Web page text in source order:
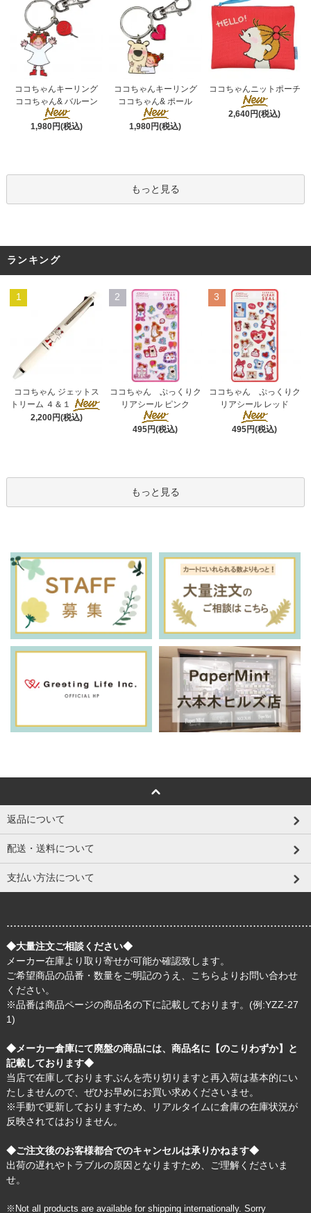
ココちゃんキーリング
ココちゃん& バルーン
1,980円(税込)
ココちゃんキーリング
ココちゃん& ポール
1,980円(税込)
ココちゃんニットポーチ
2,640円(税込)
もっと見る
ランキング
1
ココちゃん ジェットス
トリーム ４＆１
2,200円(税込)
2
ココちゃん ぷっくりク
リアシール ピンク
495円(税込)
3
ココちゃん ぷっくりク
リアシール レッド
495円(税込)
もっと見る
返品について
配送・送料について
支払い方法について
◆大量注文ご相談ください◆
メーカー在庫より取り寄せが可能か確認致します。
ご希望商品の品番・数量をご明記のうえ、
こちら よりお問い合わせ
ください。
※品番は商品ページの商品名の下に記載しております。(例:YZZ-27
1)
◆メーカー倉庫にて廃盤の商品には、商品名に【のこりわずか】と
記載しております◆
当店で在庫しておりますぶんを売り切りますと再入荷は基本的にい
たしませんので、ぜひお早めにお買い求めくださいませ。
※手動で更新しておりますため、リアルタイムに倉庫の在庫状況が
反映されてはおりません。
◆ご注文後のお客様都合でのキャンセルは承りかねます◆
出荷の遅れやトラブルの原因となりますため、ご理解くださいま
せ。
※Not all products are available for shipping internationally. Sorry